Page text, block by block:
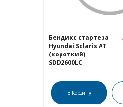
Бендикс стартера
Hyundai Solaris AT
(короткий)
SDD2600LC
В Корзину